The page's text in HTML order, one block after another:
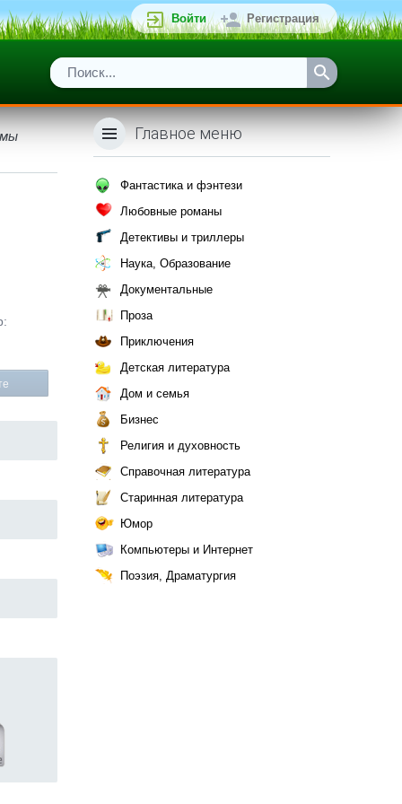
Войти Регистрация
Главное меню
Фантастика и фэнтези
Любовные романы
Детективы и триллеры
Наука, Образование
Документальные
Проза
Приключения
Детская литература
Дом и семья
Бизнес
Религия и духовность
Справочная литература
Старинная литература
Юмор
Компьютеры и Интернет
Поэзия, Драматургия